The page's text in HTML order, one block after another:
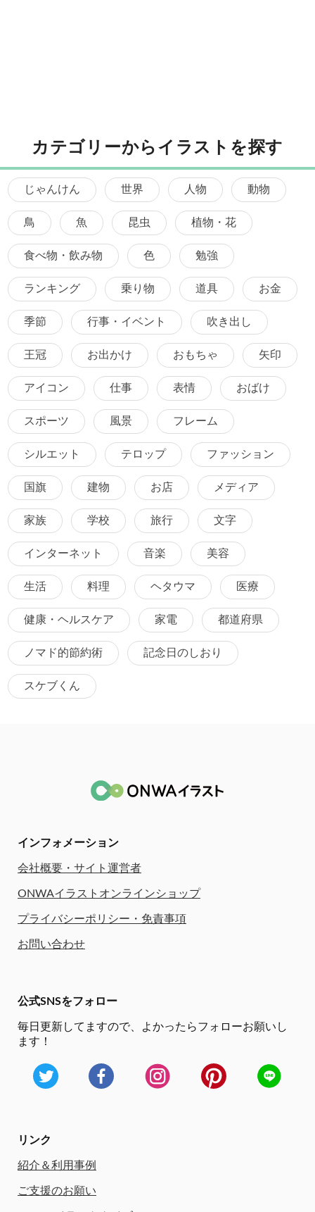
カテゴリーからイラストを探す
じゃんけん 世界 人物 動物
鳥 魚 昆虫 植物・花
食べ物・飲み物 色 勉強
ランキング 乗り物 道具 お金
季節 行事・イベント 吹き出し
王冠 お出かけ おもちゃ 矢印
アイコン 仕事 表情 おばけ
スポーツ 風景 フレーム
シルエット テロップ ファッション
国旗 建物 お店 メディア
家族 学校 旅行 文字
インターネット 音楽 美容
生活 料理 ヘタウマ 医療
健康・ヘルスケア 家電 都道府県
ノマド的節約術 記念日のしおり
スケブくん
インフォメーション
会社概要・サイト運営者
ONWAイラストオンラインショップ
プライバシーポリシー・免責事項
お問い合わせ
公式SNSをフォロー
毎日更新してますので、
よかったらフォローお願いし
ます！
リンク
紹介＆利用事例
ご支援のお願い